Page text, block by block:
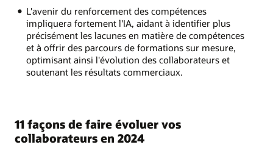
L'avenir du renforcement des compétences
impliquera fortement l'IA, aidant à identifier plus
précisément les lacunes en matière de compétences
et à offrir des parcours de formations sur mesure,
optimisant ainsi l'évolution des collaborateurs et
soutenant les résultats commerciaux.
11 façons de faire évoluer vos
collaborateurs en 2024